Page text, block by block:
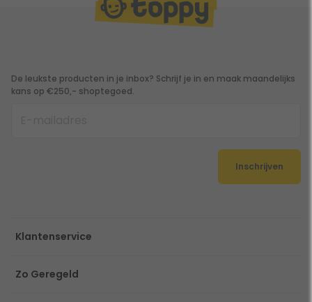
De leukste producten in je inbox? Schrijf je in en maak maandelijks
kans op €250,- shoptegoed.
Inschrijven
Klantenservice
Zo Geregeld